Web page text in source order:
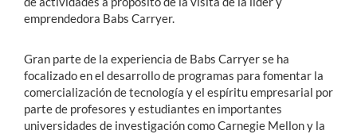
Alumni
English
emprendedora Babs Carryer.
Gran parte de la experiencia de Babs Carryer se ha
focalizado en el desarrollo de programas para fomentar la
comercialización de tecnología y el espíritu empresarial por
parte de profesores y estudiantes en importantes
universidades de investigación como Carnegie Mellon y la